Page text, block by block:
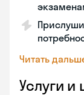
Читать
Услуги и